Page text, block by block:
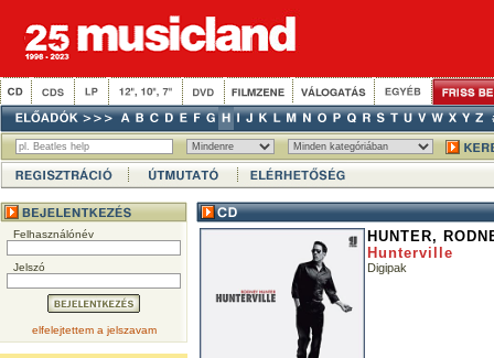
Felhasználónév
Jelszó
elfelejtettem a jelszavam
HUNTER,
Hunterville
Digipak